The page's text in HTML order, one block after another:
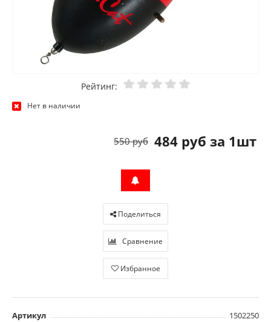
Рейтинг:
Нет в наличии
484 руб за 1шт
550 руб
Поделиться
Сравнение
Избранное
Артикул 1502250